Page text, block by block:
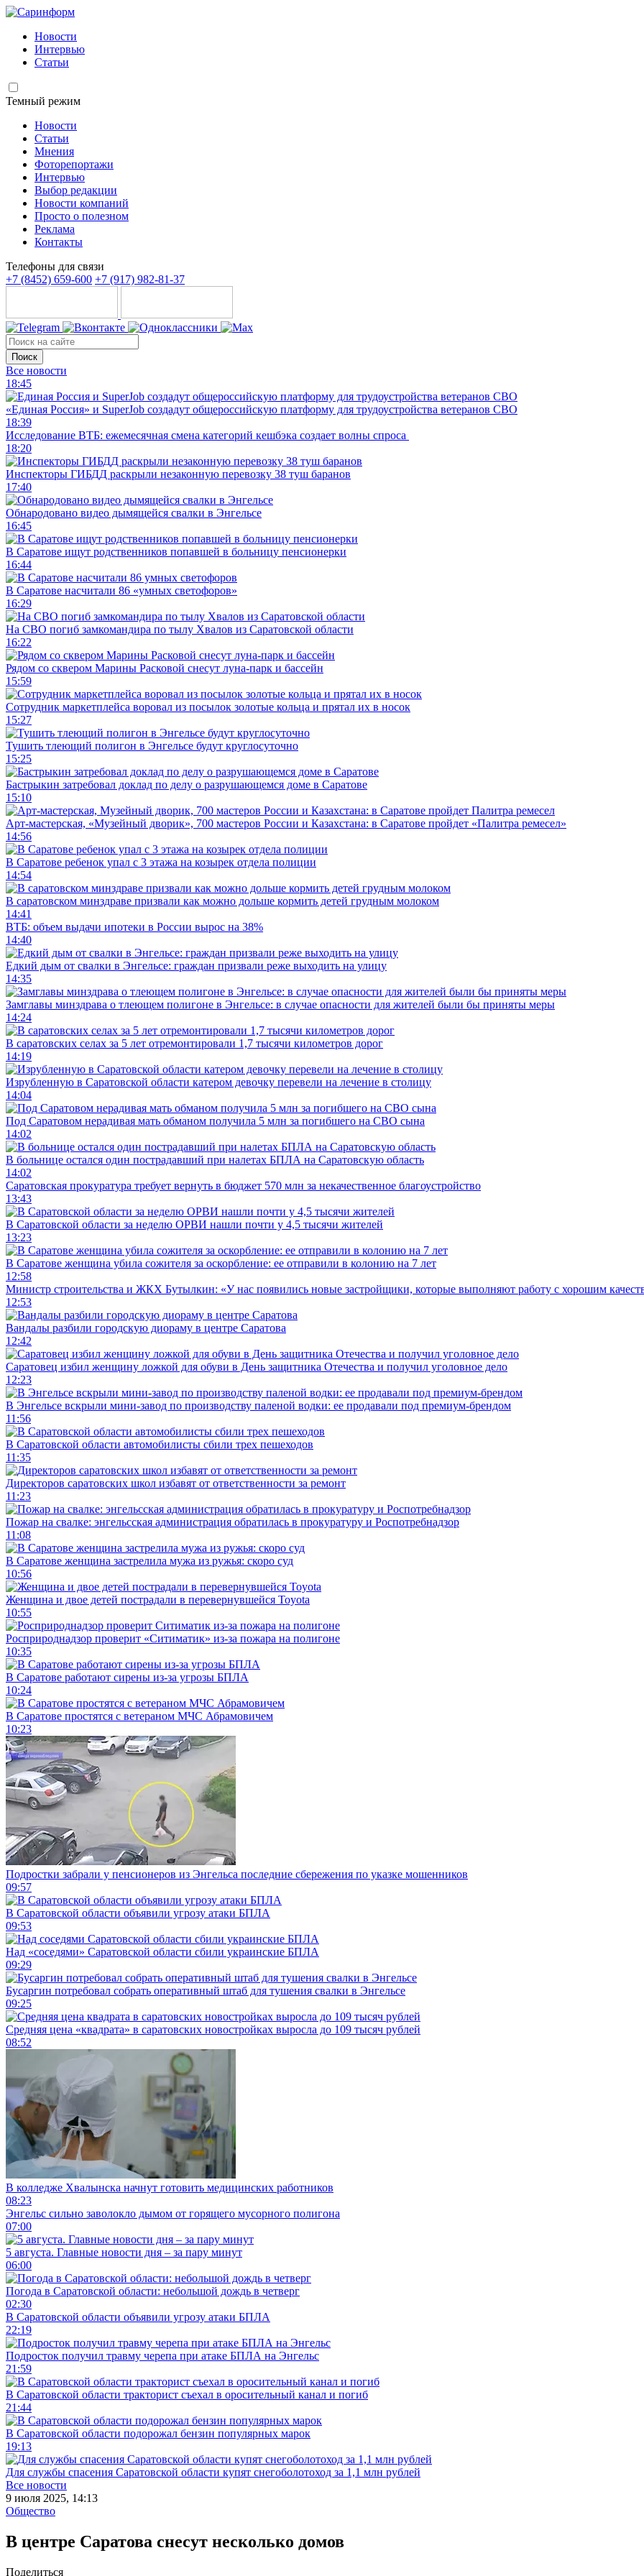
Новости
Интервью
Статьи
Темный режим
Новости
Статьи
Мнения
Фоторепортажи
Интервью
Выбор редакции
Новости компаний
Просто о полезном
Реклама
Контакты
Телефоны для связи
+7 (8452) 659-600 +7 (917) 982-81-37
Поиск
Все новости
18:45
«Единая Россия» и SuperJob создадут общероссийскую платформу для трудоустройства ветеранов СВО
18:39
Исследование ВТБ: ежемесячная смена категорий кешбэка создает волны спроса
18:20
Инспекторы ГИБДД раскрыли незаконную перевозку 38 туш баранов
17:40
Обнародовано видео дымящейся свалки в Энгельсе
16:45
В Саратове ищут родственников попавшей в больницу пенсионерки
16:44
В Саратове насчитали 86 «умных светофоров»
16:29
На СВО погиб замкомандира по тылу Хвалов из Саратовской области
16:22
Рядом со сквером Марины Расковой снесут луна-парк и бассейн
15:59
Сотрудник маркетплейса воровал из посылок золотые кольца и прятал их в носок
15:27
Тушить тлеющий полигон в Энгельсе будут круглосуточно
15:25
Бастрыкин затребовал доклад по делу о разрушающемся доме в Саратове
15:10
Арт-мастерская, «Музейный дворик», 700 мастеров России и Казахстана: в Саратове пройдет «Палитра ремесел»
14:56
В Саратове ребенок упал с 3 этажа на козырек отдела полиции
14:54
В саратовском минздраве призвали как можно дольше кормить детей грудным молоком
14:41
ВТБ: объем выдачи ипотеки в России вырос на 38%
14:40
Едкий дым от свалки в Энгельсе: граждан призвали реже выходить на улицу
14:35
Замглавы минздрава о тлеющем полигоне в Энгельсе: в случае опасности для жителей были бы приняты меры
14:24
В саратовских селах за 5 лет отремонтировали 1,7 тысячи километров дорог
14:19
Изрубленную в Саратовской области катером девочку перевели на лечение в столицу
14:04
Под Саратовом нерадивая мать обманом получила 5 млн за погибшего на СВО сына
14:02
В больнице остался один пострадавший при налетах БПЛА на Саратовскую область
14:02
Саратовская прокуратура требует вернуть в бюджет 570 млн за некачественное благоустройство
13:43
В Саратовской области за неделю ОРВИ нашли почти у 4,5 тысячи жителей
13:23
В Саратове женщина убила сожителя за оскорбление: ее отправили в колонию на 7 лет
12:58
Министр строительства и ЖКХ Бутылкин: «У нас появились новые застройщики, которые выполняют работу с хорошим
12:53
Вандалы разбили городскую диораму в центре Саратова
12:42
Саратовец избил женщину ложкой для обуви в День защитника Отечества и получил уголовное дело
12:23
В Энгельсе вскрыли мини-завод по производству паленой водки: ее продавали под премиум-брендом
11:56
В Саратовской области автомобилисты сбили трех пешеходов
11:35
Директоров саратовских школ избавят от ответственности за ремонт
11:23
Пожар на свалке: энгельсская администрация обратилась в прокуратуру и Роспотребнадзор
11:08
В Саратове женщина застрелила мужа из ружья: скоро суд
10:56
Женщина и двое детей пострадали в перевернувшейся Toyota
10:55
Росприроднадзор проверит «Ситиматик» из-за пожара на полигоне
10:35
В Саратове работают сирены из-за угрозы БПЛА
10:24
В Саратове простятся с ветераном МЧС Абрамовичем
10:23
Подростки забрали у пенсионеров из Энгельса последние сбережения по указке мошенников
09:57
В Саратовской области объявили угрозу атаки БПЛА
09:53
Над «соседями» Саратовской области сбили украинские БПЛА
09:29
Бусаргин потребовал собрать оперативный штаб для тушения свалки в Энгельсе
09:25
Средняя цена «квадрата» в саратовских новостройках выросла до 109 тысяч рублей
08:52
В колледже Хвалынска начнут готовить медицинских работников
08:23
Энгельс сильно заволокло дымом от горящего мусорного полигона
07:00
5 августа. Главные новости дня – за пару минут
06:00
Погода в Саратовской области: небольшой дождь в четверг
02:30
В Саратовской области объявили угрозу атаки БПЛА
22:19
Подросток получил травму черепа при атаке БПЛА на Энгельс
21:59
В Саратовской области тракторист съехал в оросительный канал и погиб
21:44
В Саратовской области подорожал бензин популярных марок
19:13
Для службы спасения Саратовской области купят снегоболотоход за 1,1 млн рублей
Все новости
9 июля 2025, 14:13
Общество
В центре Саратова снесут несколько домов
Поделиться